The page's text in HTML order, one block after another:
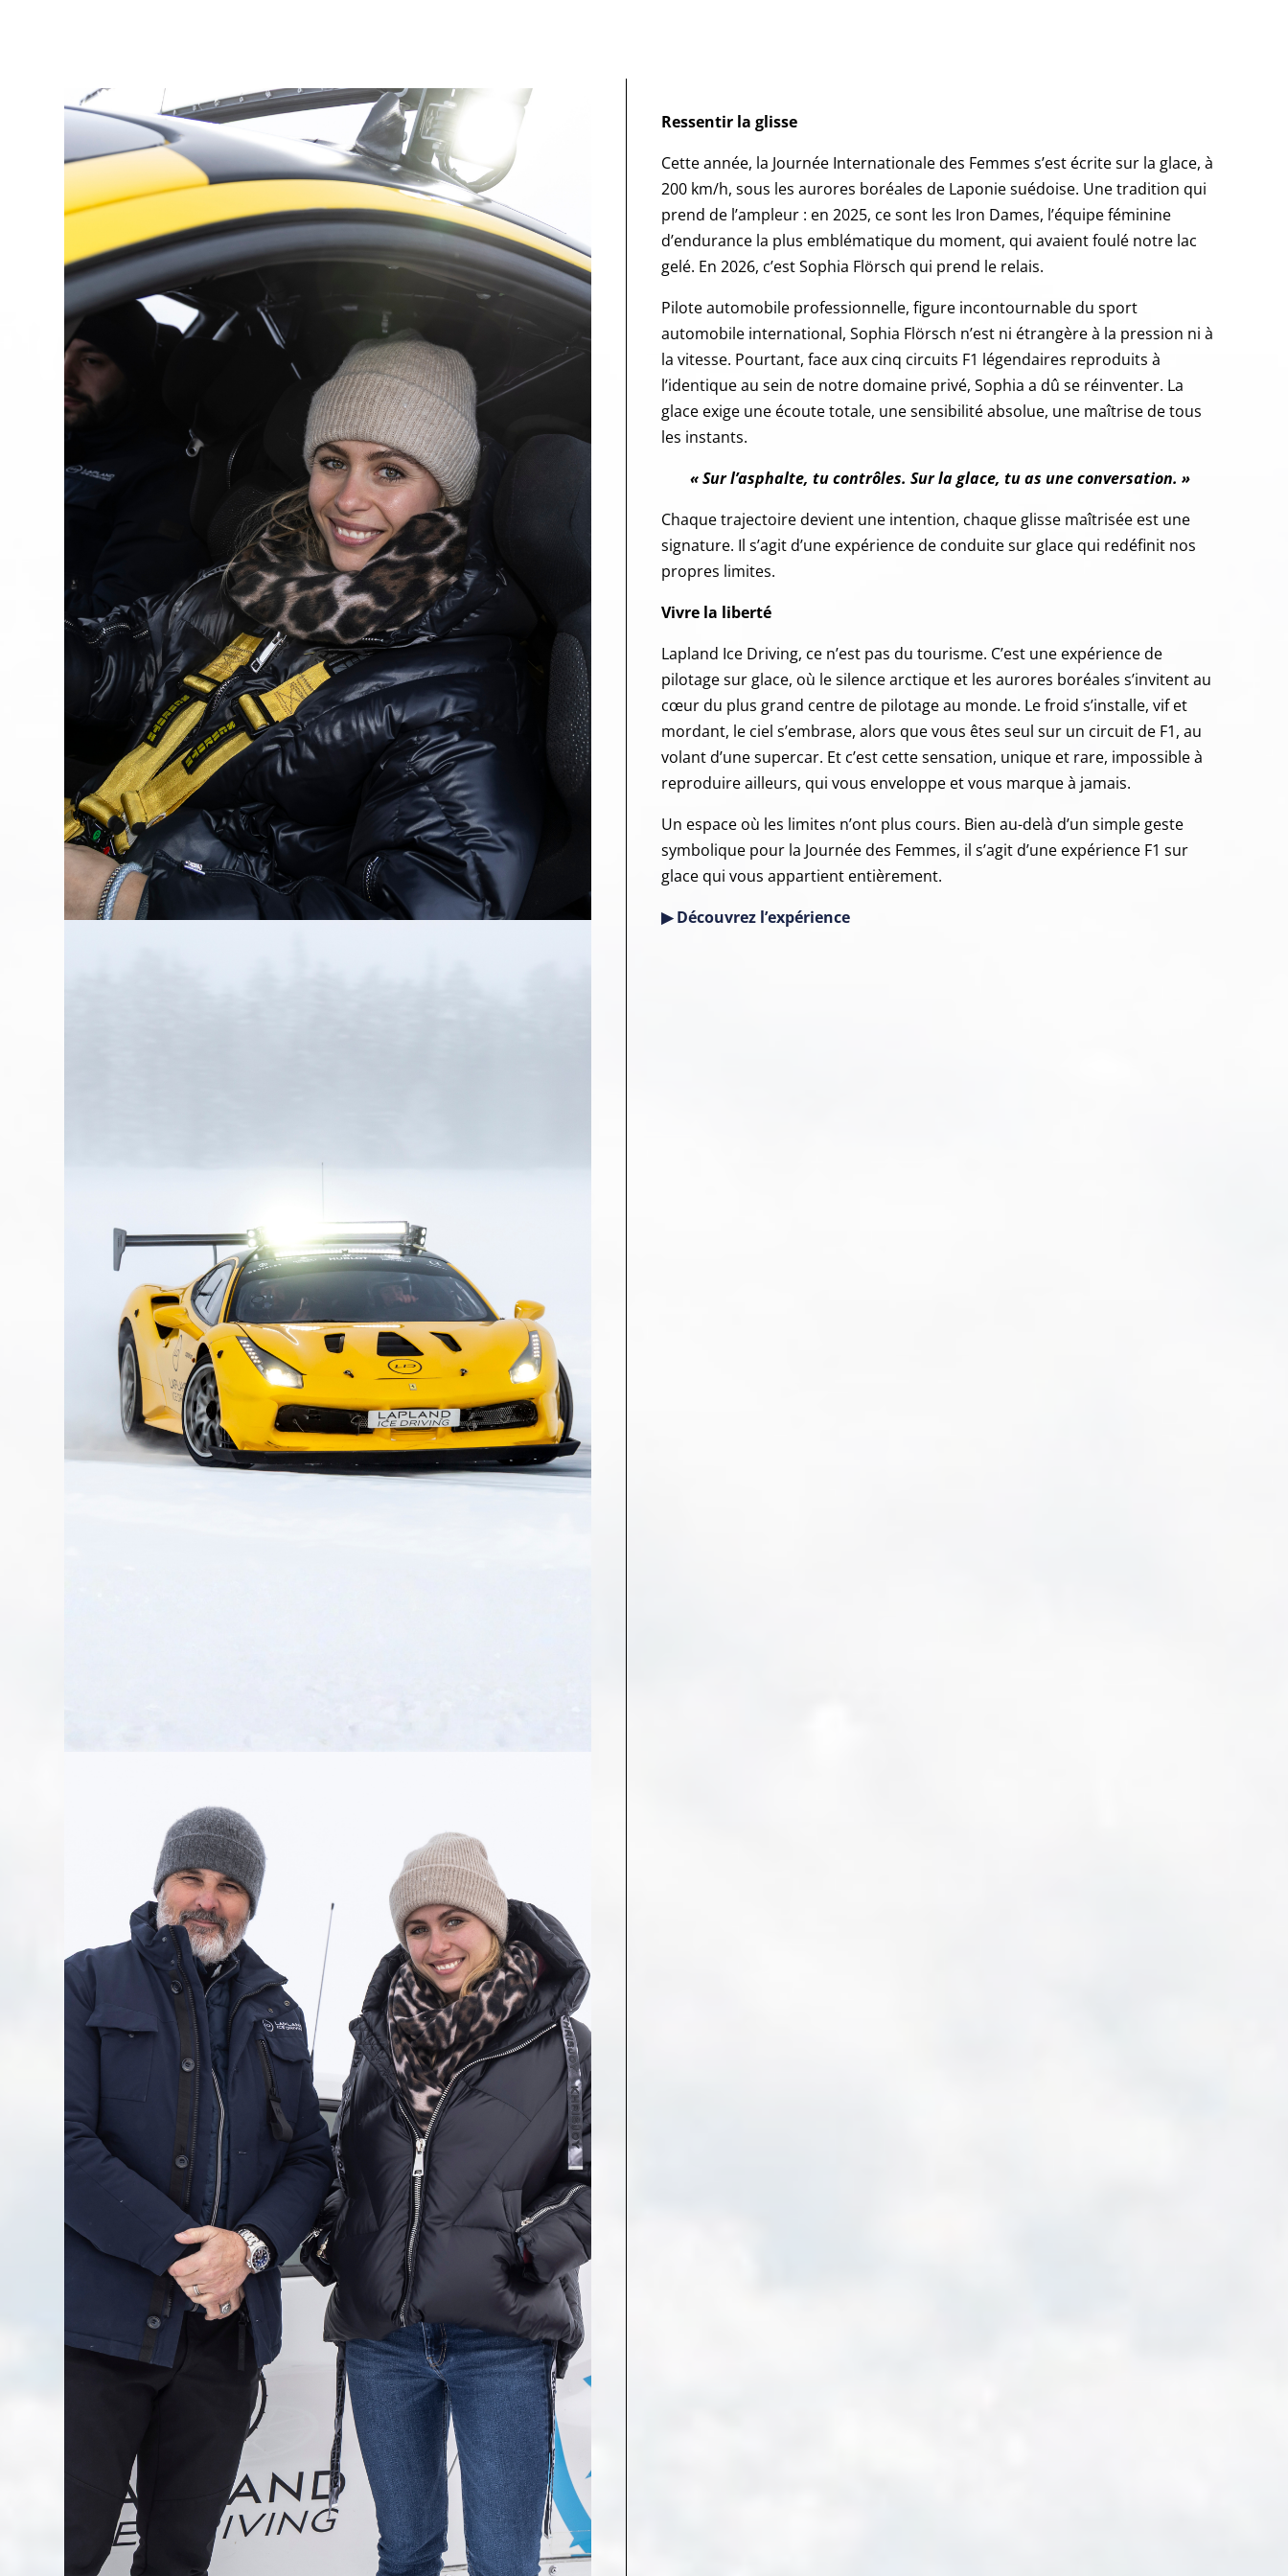
Ressentir la glisse
Cette année, la Journée Internationale des Femmes s’est écrite sur la glace, à
200 km/h, sous les aurores boréales de Laponie suédoise. Une tradition qui
prend de l’ampleur : en 2025, ce sont les Iron Dames, l’équipe féminine
d’endurance la plus emblématique du moment, qui avaient foulé notre lac
gelé. En 2026, c’est Sophia Flörsch qui prend le relais.
Pilote automobile professionnelle, figure incontournable du sport
automobile international, Sophia Flörsch n’est ni étrangère à la pression ni à
la vitesse. Pourtant, face aux cinq circuits F1 légendaires reproduits à
l’identique au sein de notre domaine privé, Sophia a dû se réinventer. La
glace exige une écoute totale, une sensibilité absolue, une maîtrise de tous
les instants.
« Sur l’asphalte, tu contrôles. Sur la glace, tu as une conversation. »
Chaque trajectoire devient une intention, chaque glisse maîtrisée est une
signature. Il s’agit d’une expérience de conduite sur glace qui redéfinit nos
propres limites.
Vivre la liberté
Lapland Ice Driving, ce n’est pas du tourisme. C’est une expérience de
pilotage sur glace, où le silence arctique et les aurores boréales s’invitent au
cœur du plus grand centre de pilotage au monde. Le froid s’installe, vif et
mordant, le ciel s’embrase, alors que vous êtes seul sur un circuit de F1, au
volant d’une supercar. Et c’est cette sensation, unique et rare, impossible à
reproduire ailleurs, qui vous enveloppe et vous marque à jamais.
Un espace où les limites n’ont plus cours. Bien au-delà d’un simple geste
symbolique pour la Journée des Femmes, il s’agit d’une expérience F1 sur
glace qui vous appartient entièrement.
▶ Découvrez l’expérience